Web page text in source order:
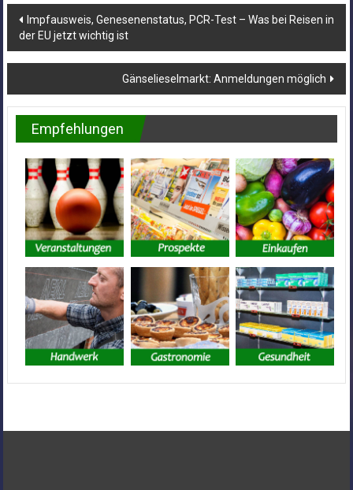
Beitragsnavigation
Impfausweis, Genesenenstatus, PCR-Test – Was bei Reisen in
der EU jetzt wichtig ist
Gänselieselmarkt: Anmeldungen möglich
Empfehlungen